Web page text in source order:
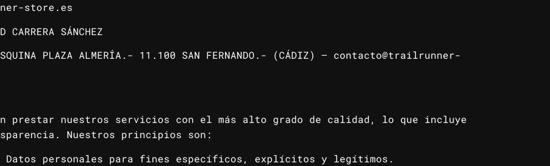
store.es
SÁNCHEZ
PLAZA ALMERÍA.- 11.100 SAN FERNANDO.- (CÁDIZ) – contacto@trailrunner-
con prestar nuestros servicios con el más alto grado de calidad, lo que incluye
Nuestros principios son:
Datos personales para fines específicos, explícitos y legítimos.